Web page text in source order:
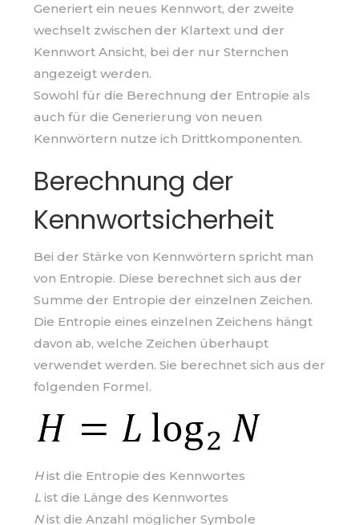
Generiert ein neues Kennwort, der zweite
wechselt zwischen der Klartext und der
Kennwort Ansicht, bei der nur Sternchen
angezeigt werden.
Sowohl für die Berechnung der Entropie als
auch für die Generierung von neuen
Kennwörtern nutze ich Drittkomponenten.
Berechnung der
Kennwortsicherheit
Bei der Stärke von Kennwörtern spricht man
von Entropie. Diese berechnet sich aus der
Summe der Entropie der einzelnen Zeichen.
Die Entropie eines einzelnen Zeichens hängt
davon ab, welche Zeichen überhaupt
verwendet werden. Sie berechnet sich aus der
folgenden Formel.
Hist die Entropie des Kennwortes
L ist die Länge des Kennwortes
Nist die Anzahl möglicher Symbole